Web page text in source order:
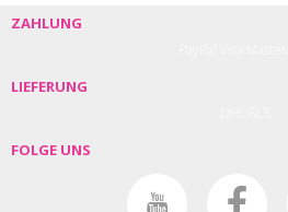
ZAHLUNG
LIEFERUNG
FOLGE UNS